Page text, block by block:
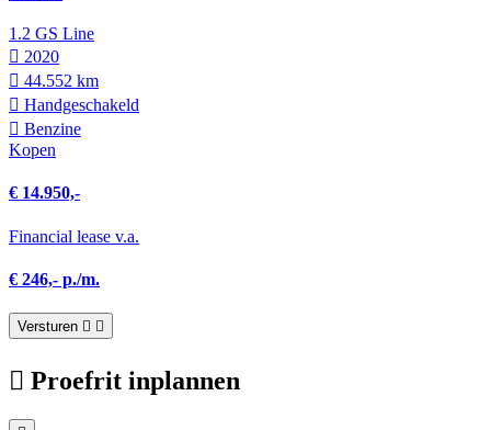
1.2 GS Line
2020
44.552 km
Hand­geschakeld
Benzine
Kopen
€ 14.950,-
Financial lease v.a.
€ 246,- p./m.
Versturen
Proefrit inplannen